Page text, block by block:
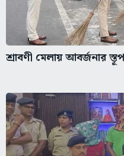
শ্রাবণী মেলায় আবর্জনার